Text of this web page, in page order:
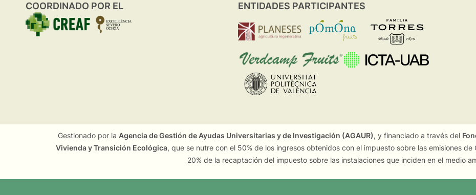
COORDINADO POR EL ENTIDADES PARTICIPANTES
Gestionado por la Agencia de Gestión de Ayudas Universitarias y de Investigación (AGAUR), y financiado a través del
Vivienda y Transición Ecológica, que se nutre con el 50% de los ingresos obtenidos con el impuesto sobre las emisiones
20% de la recaptación del impuesto sobre las instalaciones que inciden en el medio